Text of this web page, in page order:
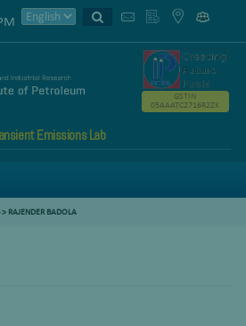
Emissions Lab
GSTIN
05AAATC2716R2ZK
> RAJENDER BADOLA